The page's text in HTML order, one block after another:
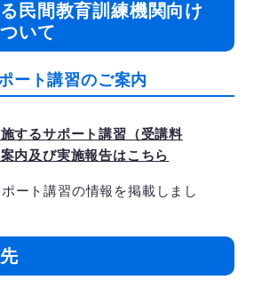
民間教育訓練機関向け
いて
ート講習のご案内
するサポート講習（受講料
内及び実施報告はこちら
ート講習の情報を掲載しまし